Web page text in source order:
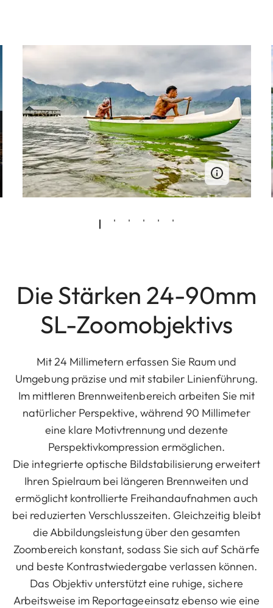
Die Stärken 24-90mm
SL-Zoomobjektivs
Mit 24 Millimetern erfassen Sie Raum und
Umgebung präzise und mit stabiler Linienführung.
Im mittleren Brennweitenbereich arbeiten Sie mit
natürlicher Perspektive, während 90 Millimeter
eine klare Motivtrennung und dezente
Perspektivkompression ermöglichen.
Die integrierte optische Bildstabilisierung erweitert
Ihren Spielraum bei längeren Brennweiten und
ermöglicht kontrollierte Freihandaufnahmen auch
bei reduzierten Verschlusszeiten. Gleichzeitig bleibt
die Abbildungsleistung über den gesamten
Zoombereich konstant, sodass Sie sich auf Schärfe
und beste Kontrastwiedergabe verlassen können.
Das Objektiv unterstützt eine ruhige, sichere
Arbeitsweise im Reportageeinsatz ebenso wie eine